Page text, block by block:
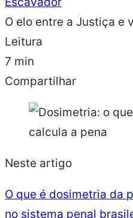
O elo entre a Justiça e
Leitura
7 min
Compartilhar
Neste artigo
O que é dosimetria da
no sistema penal